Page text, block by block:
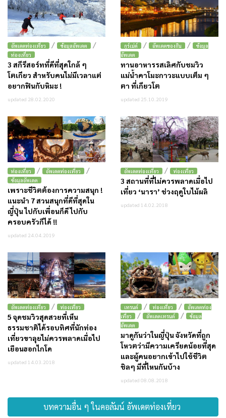
อัพเดตท่องเที่ยว / ข้อมูลอัพเดต /
ท่องเที่ยว
3 สกีรีสอร์ทที่ดีที่สุดใกล้ ๆ
โตเกียว สำหรับคนไม่มีเวลาแต่
อยากฟินกับหิมะ !
updated 28.02.2020
กูร์เม่ต์ / อัพเดตของกิน /
ข้อมูล
อัพเดต
ทานอาหารรสเลิศกับชมวิว
แม่น้ำคาโมะกาวะแบบเต็ม ๆ
ตา ที่เกียวโต
updated 25.10.2019
ท่องเที่ยว / อัพเดตท่องเที่ยว /
ข้อมูลอัพเดต
เพราะชีวิตต้องการความสนุก !
แนะนำ 7 สวนสนุกที่ดีที่สุดใน
ญี่ปุ่น ไปกับเพื่อนก็ดี ไปกับ
ครอบครัวก็ได้ !!
updated 24.04.2019
อัพเดตท่องเที่ยว / ท่องเที่ยว
3 สถานที่ที่ไม่ควรพลาดเมื่อไป
เที่ยว ‘นารา’ ช่วงฤดูใบไม้ผลิ
updated 14.02.2018
อัพเดตท่องเที่ยว / ท่องเที่ยว
5 จุดชมวิวสุดสวยที่เห็น
ธรรมชาติได้รอบทิศที่นักท่อง
เที่ยวขาลุยไม่ควรพลาดเมื่อไป
เยือนฮอกไกโด
updated 14.03.2018
เทรนด์ / ท่องเที่ยว /
อัพเดตท่อง
เที่ยว
/ อัพเดตเทรนด์ /
ข้อมูล
อัพเดต
มาดูกันว่าในญี่ปุ่น จังหวัดที่ถูก
โหวตว่ามีความเครียดน้อยที่สุด
และผู้คนอยากเข้าไปใช้ชีวิต
ชิลๆ มีที่ไหนกันบ้าง
updated 08.08.2018
บทความอื่น ๆ ในคอลัมน์ อัพเดตท่องเที่ยว